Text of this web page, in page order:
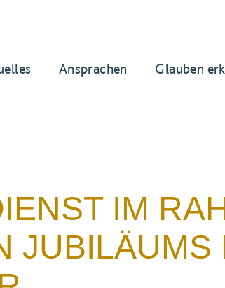
Ansprachen Glauben
IM
JUBILÄUMS